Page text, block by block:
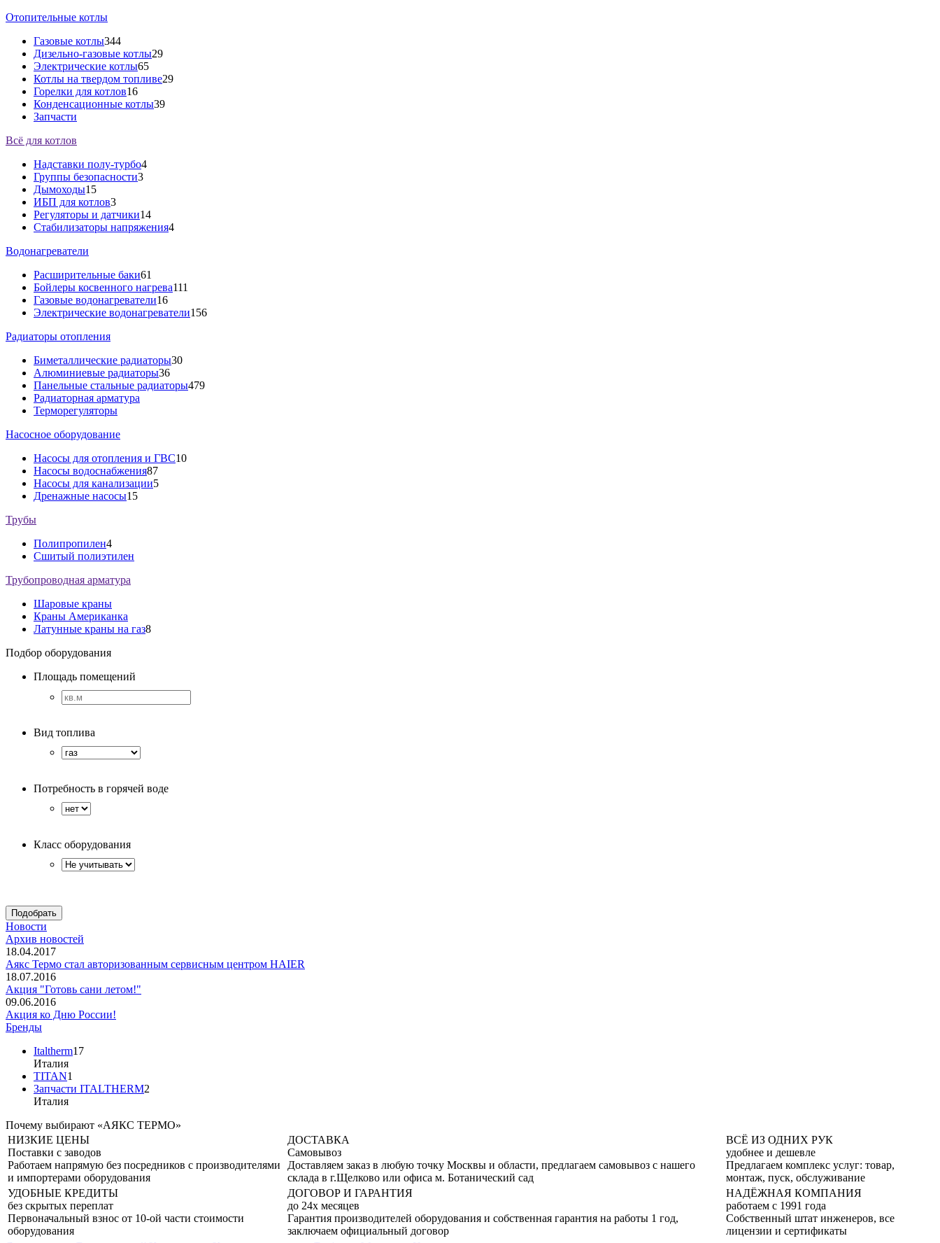
Отопительные котлы
Газовые котлы344
Дизельно-газовые котлы29
Электрические котлы65
Котлы на твердом топливе29
Горелки для котлов16
Конденсационные котлы39
Запчасти
Всё для котлов
Надставки полу-турбо4
Группы безопасности3
Дымоходы15
ИБП для котлов3
Регуляторы и датчики14
Стабилизаторы напряжения4
Водонагреватели
Расширительные баки61
Бойлеры косвенного нагрева111
Газовые водонагреватели16
Электрические водонагреватели156
Радиаторы отопления
Биметаллические радиаторы30
Алюминиевые радиаторы36
Панельные стальные радиаторы479
Радиаторная арматура
Терморегуляторы
Насосное оборудование
Насосы для отопления и ГВС10
Насосы водоснабжения87
Насосы для канализации5
Дренажные насосы15
Трубы
Полипропилен4
Сшитый полиэтилен
Трубопроводная арматура
Шаровые краны
Краны Американка
Латунные краны на газ8
Подбор оборудования
Площадь помещений
Вид топлива
Потребность в горячей воде
Класс оборудования
Новости
Архив новостей
18.04.2017
Аякс Термо стал авторизованным сервисным центром HAIER
18.07.2016
Акция "Готовь сани летом!"
09.06.2016
Акция ко Дню России!
Бренды
Italtherm17
Италия
TITAN1
Запчасти ITALTHERM2
Италия
Почему выбирают «АЯКС ТЕРМО»
НИЗКИЕ ЦЕНЫ
Поставки с заводов
Работаем напрямую без посредников с производителями
и импортерами оборудования
ДОСТАВКА
Самовывоз
Доставляем заказ в любую точку Москвы и области, предлагаем самовывоз с нашего
склада в г.Щелково или офиса м. Ботанический сад
ВСЁ ИЗ ОДНИХ РУК
удобнее и дешевле
Предлагаем комплекс услуг: товар,
монтаж, пуск, обслуживание
УДОБНЫЕ КРЕДИТЫ
без скрытых переплат
Первоначальный взнос от 10-ой части стоимости
оборудования
ДОГОВОР И ГАРАНТИЯ
до 24х месяцев
Гарантия производителей оборудования и собственная гарантия на работы 1 год,
заключаем официальный договор
НАДЁЖНАЯ КОМПАНИЯ
работаем с 1991 года
Собственный штат инженеров, все
лицензии и сертификаты